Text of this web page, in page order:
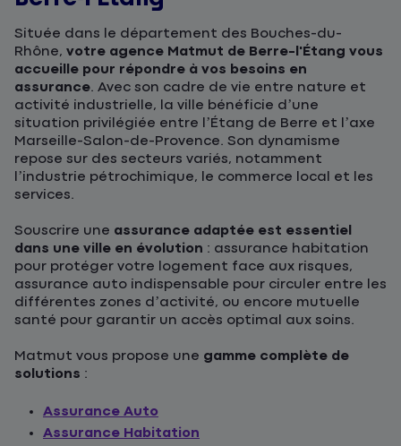
Située dans le département des Bouches-du-
Rhône, votre agence Matmut de Berre-l'Étang vous
accueille pour répondre à vos besoins en
assurance. Avec son cadre de vie entre nature et
activité industrielle, la ville bénéficie d’une
situation privilégiée entre l’Étang de Berre et l’axe
Marseille-Salon-de-Provence. Son dynamisme
repose sur des secteurs variés, notamment
l’industrie pétrochimique, le commerce local et les
services.
Souscrire une assurance adaptée est essentiel
dans une ville en évolution : assurance habitation
pour protéger votre logement face aux risques,
assurance auto indispensable pour circuler entre les
différentes zones d’activité, ou encore mutuelle
santé pour garantir un accès optimal aux soins.
Matmut vous propose une gamme complète de
solutions :
Assurance Auto
Assurance Habitation